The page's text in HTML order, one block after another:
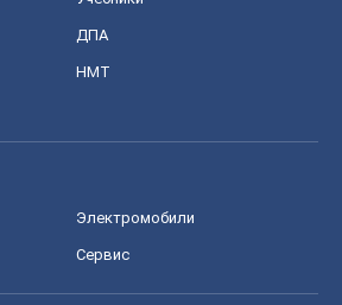
ДПА
НМТ
Электромобили
Сервис